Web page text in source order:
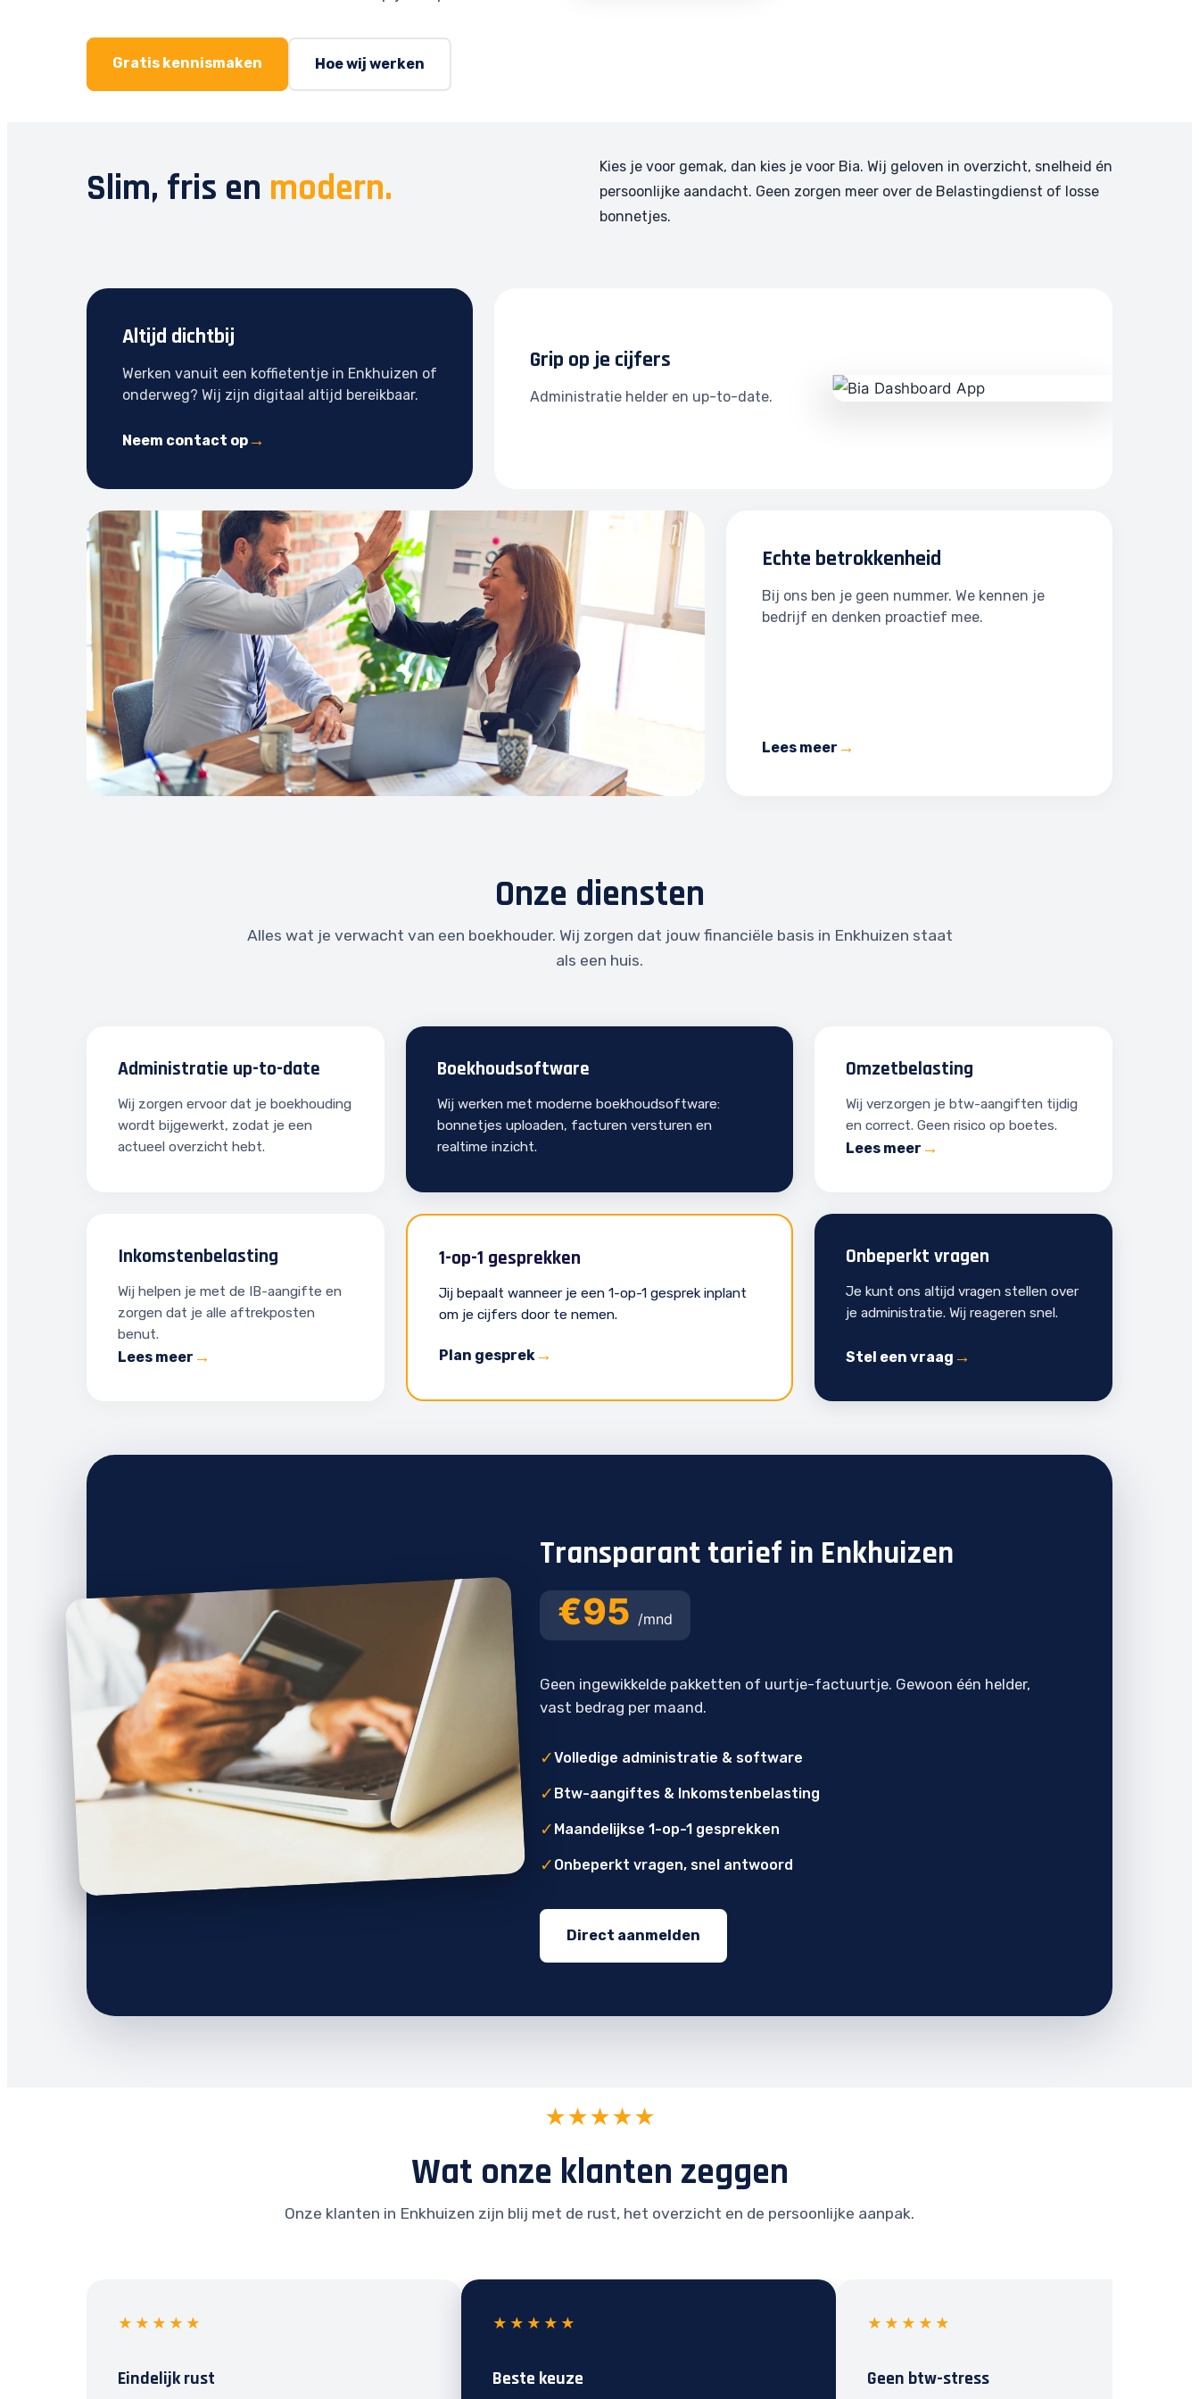
Gratis kennismaken Hoe wij werken
Slim, fris en modern.
Kies je voor gemak, dan kies je voor Bia. Wij geloven in overzicht, snelheid én
persoonlijke aandacht. Geen zorgen meer over de Belastingdienst of losse
bonnetjes.
Altijd dichtbij
Werken vanuit een koffietentje in Enkhuizen of
onderweg? Wij zijn digitaal altijd bereikbaar.
Neem contact op
Grip op je cijfers
Administratie helder en up-to-date.
Echte betrokkenheid
Bij ons ben je geen nummer. We kennen je
bedrijf en denken proactief mee.
Lees meer
Onze diensten
Alles wat je verwacht van een boekhouder. Wij zorgen dat jouw financiële basis in Enkhuizen staat
als een huis.
Administratie up-to-date
Wij zorgen ervoor dat je boekhouding
wordt bijgewerkt, zodat je een
actueel overzicht hebt.
Boekhoudsoftware
Wij werken met moderne boekhoudsoftware:
bonnetjes uploaden, facturen versturen en
realtime inzicht.
Omzetbelasting
Wij verzorgen je btw-aangiften tijdig
en correct. Geen risico op boetes.
Lees meer
Inkomstenbelasting
Wij helpen je met de IB-aangifte en
zorgen dat je alle aftrekposten
benut.
Lees meer
1-op-1 gesprekken
Jij bepaalt wanneer je een 1-op-1 gesprek inplant
om je cijfers door te nemen.
Plan gesprek
Onbeperkt vragen
Je kunt ons altijd vragen stellen over
je administratie. Wij reageren snel.
Stel een vraag
Transparant tarief in Enkhuizen
€95 /mnd
Geen ingewikkelde pakketten of uurtje-factuurtje. Gewoon één helder,
vast bedrag per maand.
✓Volledige administratie & software
✓ Btw-aangiftes & Inkomstenbelasting
✓ Maandelijkse 1-op-1 gesprekken
✓ Onbeperkt vragen, snel antwoord
Direct aanmelden
★★★★★
Wat onze klanten zeggen
Onze klanten in Enkhuizen zijn blij met de rust, het overzicht en de persoonlijke aanpak.
★★★★★
Eindelijk rust
★★★★★
Beste keuze
★★★★★
Geen btw-stress